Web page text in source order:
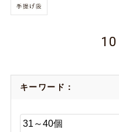
10
キーワード：